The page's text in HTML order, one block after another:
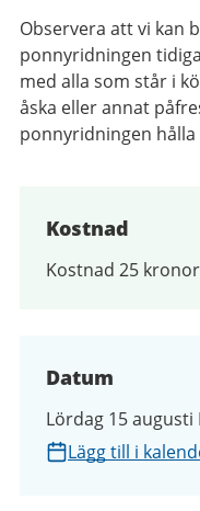
Observera att vi kan
ponnyridningen
med alla som står i
åska eller annat
ponnyridningen
Kostnad
Kostnad 25
Datum
Lördag 15 augusti
Lägg till i